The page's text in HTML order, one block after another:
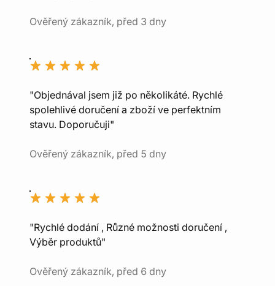
Ověřený zákazník, před 3 dny
"Objednával jsem již po několikáté. Rychlé
spolehlivé doručení a zboží ve perfektním
stavu. Doporučuji"
Ověřený zákazník, před 5 dny
"Rychlé dodání , Různé možnosti doručení ,
Výběr produktů"
Ověřený zákazník, před 6 dny